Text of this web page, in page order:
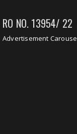
RO NO. 13954/ 22
Advertisement